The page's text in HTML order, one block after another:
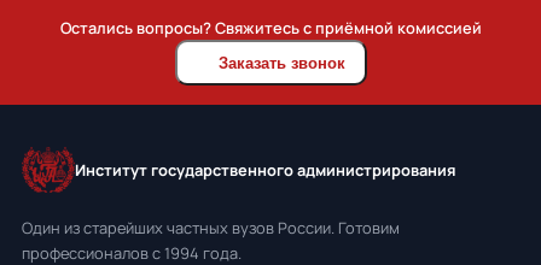
Остались вопросы? Свяжитесь с приёмной комиссией
Заказать звонок
Институт государственного администрирования
Один из старейших частных вузов России. Готовим
профессионалов с 1994 года.